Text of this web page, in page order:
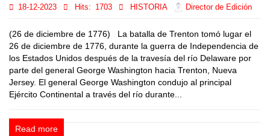
18-12-2023 Hits: 1703 HISTORIA Director de Edición
(26 de diciembre de 1776) La batalla de Trenton tomó lugar el
26 de diciembre de 1776, durante la guerra de Independencia de
los Estados Unidos después de la travesía del río Delaware por
parte del general George Washington hacia Trenton, Nueva
Jersey. El general George Washington condujo al principal
Ejército Continental a través del río durante...
Read more